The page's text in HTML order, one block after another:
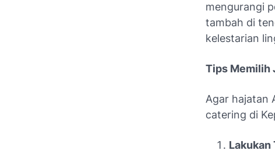
mengurangi
tambah di
kelestarian
Tips Memilih
Agar hajatan
catering di
Lakukan